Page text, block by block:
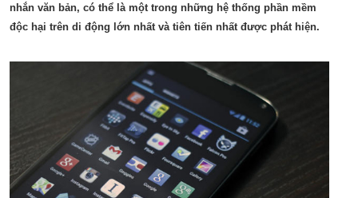
nhắn văn bản, có thể là một trong những hệ thống phần mềm
độc hại trên di động lớn nhất và tiên tiến nhất được phát hiện.